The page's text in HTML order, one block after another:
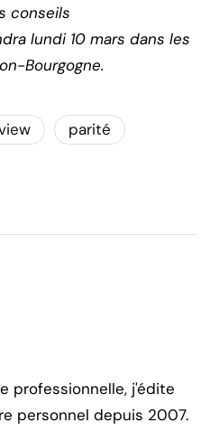
conseils
lundi 10 mars dans les
Bourgogne.
parité
professionnelle, j'édite
personnel depuis 2007.